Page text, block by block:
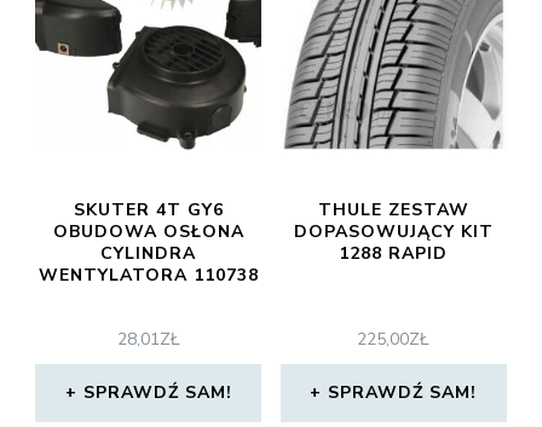
SKUTER 4T GY6
OBUDOWA OSŁONA
CYLINDRA
WENTYLATORA 110738
28,01ZŁ
SPRAWDŹ SAM!
THULE ZESTAW
DOPASOWUJĄCY KIT
1288 RAPID
225,00ZŁ
SPRAWDŹ SAM!